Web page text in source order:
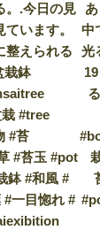
。.今日の見
います。
整えられる
栽鉢
#tree
#苔
#苔玉 #pot
鉢 #和風 #
#一目惚れ #
中
光